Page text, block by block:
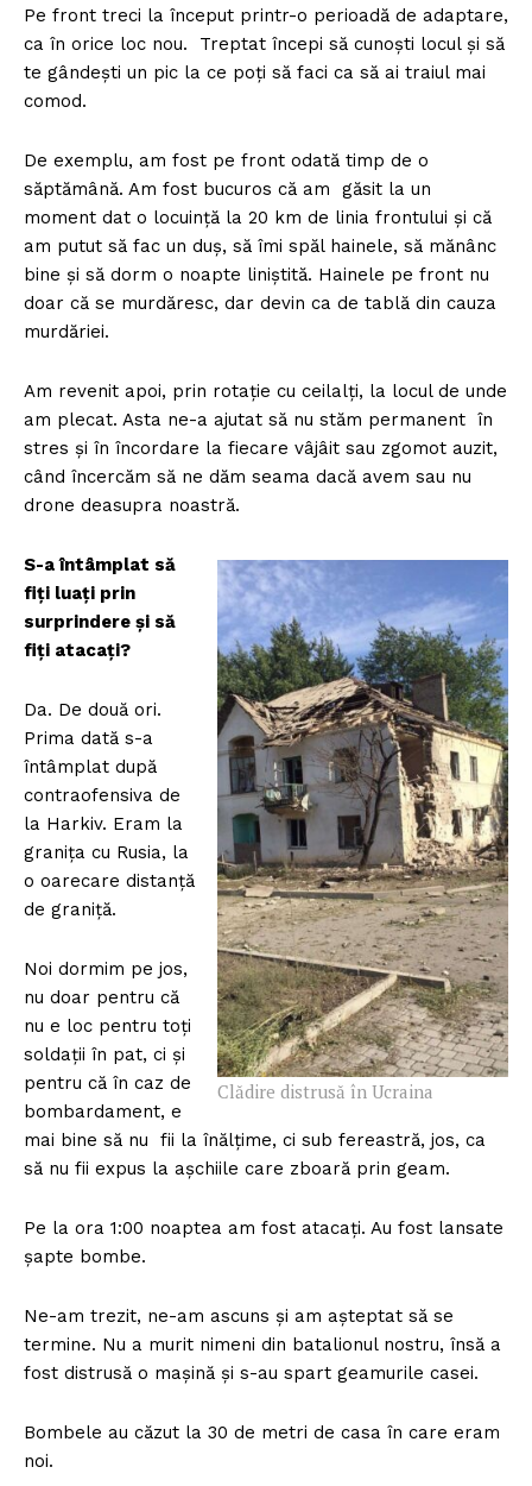
FREEDOM HOUSE ROMÂNIA
PRESShub
Despre noi / Echipa
Proiecte editoriale
Rețea
Contact
Pe front treci la început printr-o perioadă de adaptare,
ca în orice loc nou. Treptat începi să cunoști locul și să
te gândești un pic la ce poți să faci ca să ai traiul mai
comod.
De exemplu, am fost pe front odată timp de o
săptămână. Am fost bucuros că am găsit la un
moment dat o locuință la 20 km de linia frontului și că
am putut să fac un duș, să îmi spăl hainele, să mănânc
bine și să dorm o noapte liniștită. Hainele pe front nu
doar că se murdăresc, dar devin ca de tablă din cauza
murdăriei.
Am revenit apoi, prin rotație cu ceilalți, la locul de unde
am plecat. Asta ne-a ajutat să nu stăm permanent în
stres și în încordare la fiecare vâjâit sau zgomot auzit,
când încercăm să ne dăm seama dacă avem sau nu
drone deasupra noastră.
Clădire distrusă în Ucraina
S-a întâmplat să
fiți luați prin
surprindere și să
fiți atacați?
Da. De două ori.
Prima dată s-a
întâmplat după
contraofensiva de
la Harkiv. Eram la
granița cu Rusia, la
o oarecare distanță
de graniță.
Noi dormim pe jos,
nu doar pentru că
nu e loc pentru toți
soldații în pat, ci și
pentru că în caz de
bombardament, e
mai bine să nu fii la înălțime, ci sub fereastră, jos, ca
să nu fii expus la așchiile care zboară prin geam.
Pe la ora 1:00 noaptea am fost atacați. Au fost lansate
șapte bombe.
Ne-am trezit, ne-am ascuns și am așteptat să se
termine. Nu a murit nimeni din batalionul nostru, însă a
fost distrusă o mașină și s-au spart geamurile casei.
Bombele au căzut la 30 de metri de casa în care eram
noi.